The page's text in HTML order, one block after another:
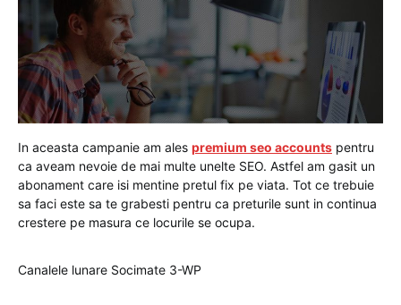
In aceasta campanie am ales premium seo accounts pentru
ca aveam nevoie de mai multe unelte SEO. Astfel am gasit un
abonament care isi mentine pretul fix pe viata. Tot ce trebuie
sa faci este sa te grabesti pentru ca preturile sunt in continua
crestere pe masura ce locurile se ocupa.
Canalele lunare Socimate 3-WP